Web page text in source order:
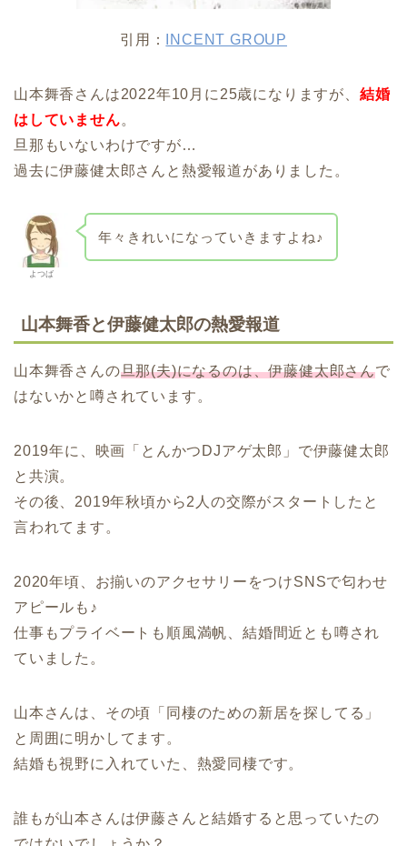
引用： INCENT GROUP
山本舞香さんは2022年10月に25歳になりますが、 結婚
はしていません。
旦那もいないわけですが…
過去に伊藤健太郎さんと熱愛報道がありました。
よつば
年々きれいになっていきますよね♪
山本舞香と伊藤健太郎の熱愛報道
山本舞香さんの旦那(夫)になるのは、伊藤健太郎さんで
はないかと噂されています。
2019年に、映画「とんかつDJアゲ太郎」で伊藤健太郎
と共演。
その後、2019年秋頃から2人の交際がスタートしたと
言われてます。
2020年頃、お揃いのアクセサリーをつけSNSで匂わせ
アピールも♪
仕事もプライベートも順風満帆、結婚間近とも噂され
ていました。
山本さんは、その頃「同棲のための新居を探してる」
と周囲に明かしてます。
結婚も視野に入れていた、熱愛同棲です。
誰もが山本さんは伊藤さんと結婚すると思っていたの